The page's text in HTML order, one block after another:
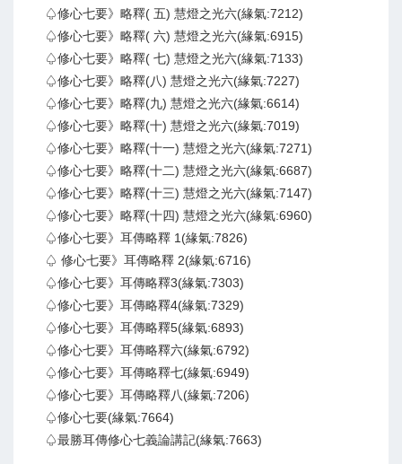
♤修心七要》略釋( 五) 慧燈之光六(緣氣:7212)
♤修心七要》略釋( 六) 慧燈之光六(緣氣:6915)
♤修心七要》略釋( 七) 慧燈之光六(緣氣:7133)
♤修心七要》略釋(八) 慧燈之光六(緣氣:7227)
♤修心七要》略釋(九) 慧燈之光六(緣氣:6614)
♤修心七要》略釋(十) 慧燈之光六(緣氣:7019)
♤修心七要》略釋(十一) 慧燈之光六(緣氣:7271)
♤修心七要》略釋(十二) 慧燈之光六(緣氣:6687)
♤修心七要》略釋(十三) 慧燈之光六(緣氣:7147)
♤修心七要》略釋(十四) 慧燈之光六(緣氣:6960)
♤修心七要》耳傳略釋 1(緣氣:7826)
♤ 修心七要》耳傳略釋 2(緣氣:6716)
♤修心七要》耳傳略釋3(緣氣:7303)
♤修心七要》耳傳略釋4(緣氣:7329)
♤修心七要》耳傳略釋5(緣氣:6893)
♤修心七要》耳傳略釋六(緣氣:6792)
♤修心七要》耳傳略釋七(緣氣:6949)
♤修心七要》耳傳略釋八(緣氣:7206)
♤修心七要(緣氣:7664)
♤最勝耳傳修心七義論講記(緣氣:7663)